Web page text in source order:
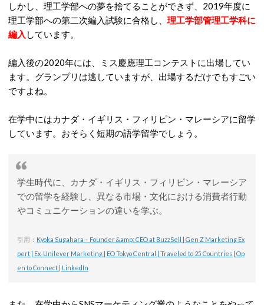
しかし、理工学部への夢を捨てることができず、2019年度に
理工学部への第二次編入試験に合格し、 理工学部管理工学科に
編入 しています。
編入後の2020年には、ミス慶應理工コンテストに出場してい
ます。グランプリは逃していますが、出場するだけでもすごい
ですよね。
在学中にはカナダ・イギリス・フィリピン・マレーシアに留学
しています。おそらく短期の語学留学でしょう。
学生時代に、カナダ・イギリス・フィリピン・マレーシア
での留学を経験し、異なる市場・文化における消費者行動
やコミュニケーションの違いを学ぶ。
引用： Kyoka Sugahara – Founder &amp; CEO at BuzzSell | Gen Z Marketing Ex
pert | Ex-Unilever Marketing | EO Tokyo Central | Traveled to 25 Countries | Op
en to Connect | LinkedIn